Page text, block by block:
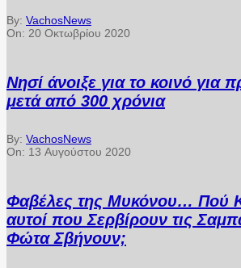
By: VachosNews
On: 20 Οκτωβρίου 2020
Νησί άνοιξε για το κοινό για
μετά από 300 χρόνια
By: VachosNews
On: 13 Αυγούστου 2020
Φαβέλες της Μυκόνου… Πού
αυτοί που Σερβίρουν τις
Φώτα Σβήνουν;